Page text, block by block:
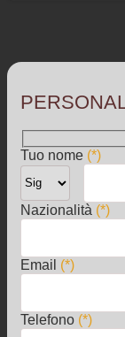
Tuo nome (*)
Nazionalità (*)
Email (*)
Telefono (*)